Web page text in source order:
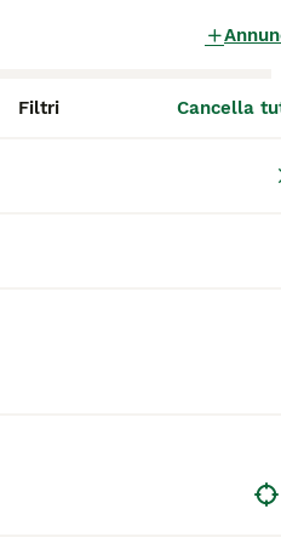
Filtri Cancella